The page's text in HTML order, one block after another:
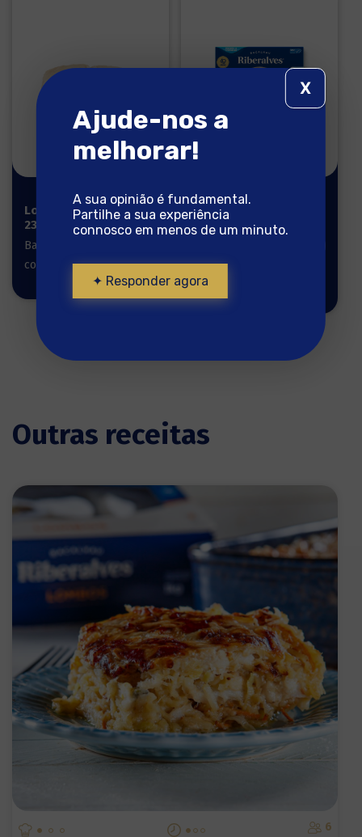
Lombos
230/300g
Bacalhau pronto a
cozinhar
Lombos de
Bacalhau
550g
cozinhar
Outras receitas
6
Ajude-nos a
melhorar!
A sua opinião é fundamental.
Partilhe a sua experiência
connosco em menos de um minuto.
✦ Responder agora
X